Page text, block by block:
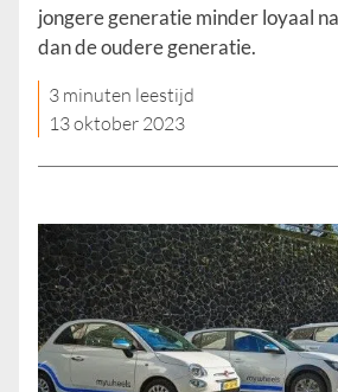
jongere generatie minder loyaal
dan de oudere generatie.
3 minuten leestijd
13 oktober 2023